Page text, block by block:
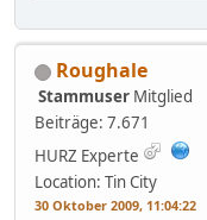
Roughale
Stammuser Mitglied
Beiträge: 7.671
HURZ Experte
Location: Tin City
30 Oktober 2009, 11:04:22